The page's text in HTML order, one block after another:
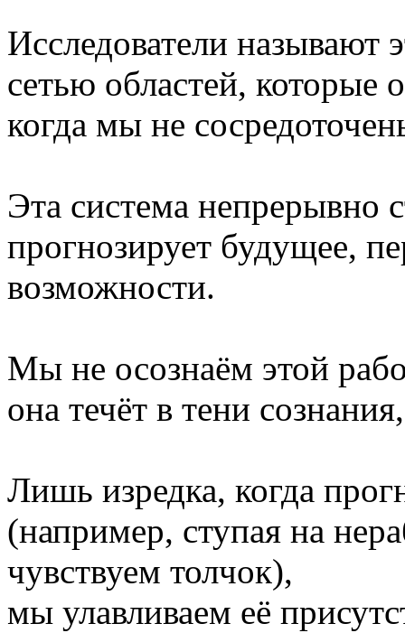
Исследователи называют
сетью областей, которые
когда мы не
Эта система непрерывно
прогнозирует будущее,
возможности.
Мы не осознаём этой
она течёт в тени
Лишь изредка, когда
(например, ступая на
чувствуем толчок),
мы улавливаем её